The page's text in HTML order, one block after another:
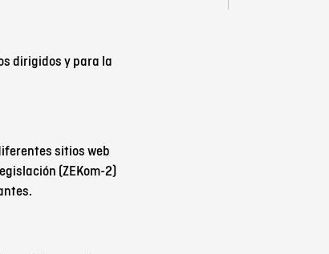
dirigidos y para la
sitios web
(ZEKom-2)